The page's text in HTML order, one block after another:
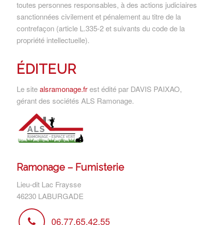
toutes personnes responsables, à des actions judiciaires
sanctionnées civilement et pénalement au titre de la
contrefaçon (article L.335-2 et suivants du code de la
propriété intellectuelle).
ÉDITEUR
Le sitealsramonage.frest édité par DAVIS PAIXAO,
gérant des sociétés ALS Ramonage.
Ramonage – Fumisterie
Lieu-dit Lac Fraysse
46230 LABURGADE
06.77.65.42.55